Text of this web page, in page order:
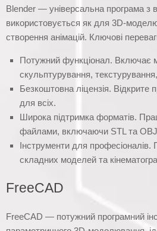
Blender — універсальна програма з
використовується як для 3D-
створення анімацій. Ключові
Потужний функціонал. Включає
скульптурування,
Безкоштовна ліцензія. Відкрите
для всіх.
Широка підтримка форматів.
файлами, включаючи STL та
Інструменти для професіоналів.
складних моделей та
FreeCAD
FreeCAD — потужний програмний